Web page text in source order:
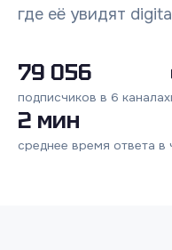
где её увидят
79 056
подписчиков в 6 каналах
2 мин
среднее время ответа в